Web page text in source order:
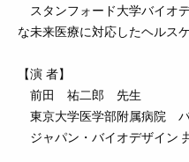
スタンフォード大学バイオ
な未来医療に対応したヘルス
【演 者】
前田 祐二郎 先生
東京大学医学部附属病院
ジャパン・バイオデザイン